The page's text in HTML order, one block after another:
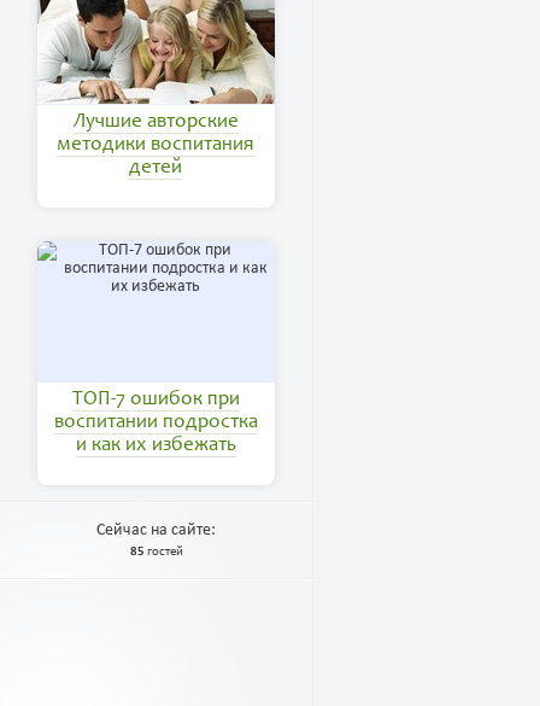
Лучшие авторские
методики воспитания
детей
ТОП-7 ошибок при
воспитании подростка
и как их избежать
Сейчас на сайте:
85 гостей